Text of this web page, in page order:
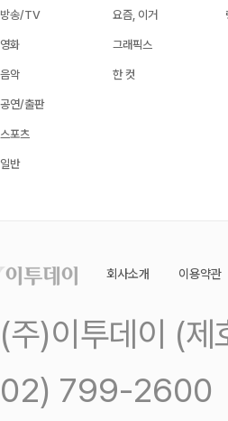
방송/TV
영화
음악
공연/출판
스포츠
일반
요즘, 이거
그래픽스
한 컷
회사소개 이용약관
(주)이투데이 (
02) 799-2600